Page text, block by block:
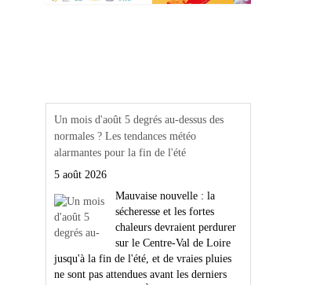
Un mois d'août 5 degrés au-dessus des
normales ? Les tendances météo
alarmantes pour la fin de l'été
5 août 2026
Mauvaise nouvelle : la
sécheresse et les fortes
chaleurs devraient perdurer
sur le Centre-Val de Loire
jusqu'à la fin de l'été, et de vraies pluies
ne sont pas attendues avant les derniers